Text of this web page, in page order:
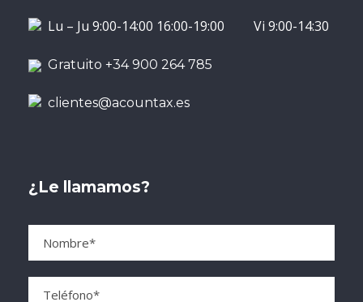
Lu – Ju 9:00-14:00 16:00-19:00 Vi 9:00-14:30
Gratuito +34 900 264 785
clientes@acountax.es
¿Le llamamos?